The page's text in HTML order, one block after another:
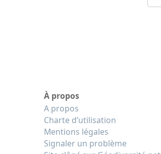
À propos
A propos
Charte d’utilisation
Mentions légales
Signaler un problème